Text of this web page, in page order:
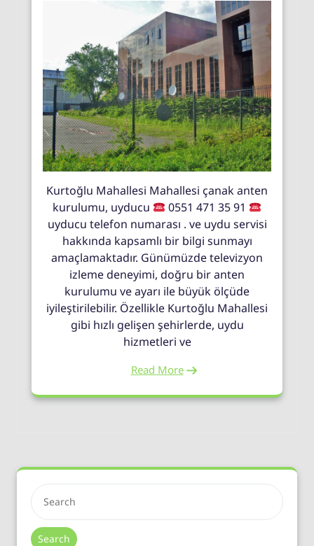
Kurtoğlu Mahallesi Mahallesi çanak anten
kurulumu, uyducu
0551 471 35 91
uyducu telefon numarası . ve uydu servisi
hakkında kapsamlı bir bilgi sunmayı
amaçlamaktadır. Günümüzde televizyon
izleme deneyimi, doğru bir anten
kurulumu ve ayarı ile büyük ölçüde
iyileştirilebilir. Özellikle Kurtoğlu Mahallesi
gibi hızlı gelişen şehirlerde, uydu
hizmetleri ve
Read More
Search